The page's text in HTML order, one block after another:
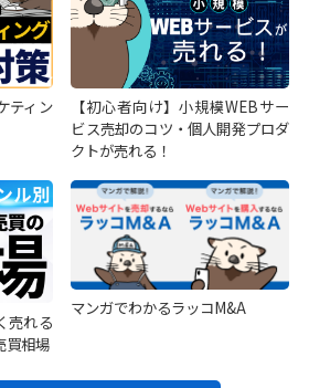
ティン
【初心者向け】小規模WEBサー
ビス売却のコツ・個人開発プロダ
クトが売れる！
売れる
買相場
マンガでわかるラッコM&A